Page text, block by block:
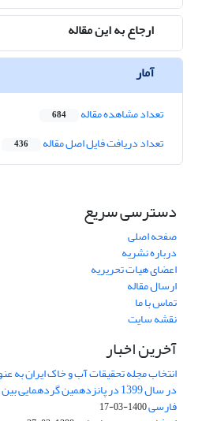
ارجاع به این مقاله
آمار
تعداد مشاهده مقاله 684
تعداد دریافت فایل اصل مقاله 436
دسترسی سریع
صفحه اصلی
درباره نشریه
اعضای هیات تحریریه
ارسال مقاله
تماس با ما
نقشه سایت
آخرین اخبار
انتخاب مجله تحقیقات آب و خاک ایران به
در سال 1399 در پانزدهمین
فارسی1400-03-17